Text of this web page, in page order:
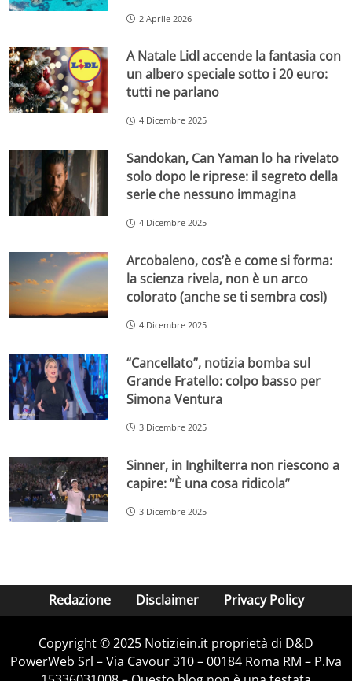
2 Aprile 2026
A Natale Lidl accende la fantasia con
un albero speciale sotto i 20 euro:
tutti ne parlano
4 Dicembre 2025
Sandokan, Can Yaman lo ha rivelato
solo dopo le riprese: il segreto della
serie che nessuno immagina
4 Dicembre 2025
Arcobaleno, cos’è e come si forma:
la scienza rivela, non è un arco
colorato (anche se ti sembra così)
4 Dicembre 2025
“Cancellato”, notizia bomba sul
Grande Fratello: colpo basso per
Simona Ventura
3 Dicembre 2025
Sinner, in Inghilterra non riescono a
capire: ”È una cosa ridicola”
3 Dicembre 2025
Redazione Disclaimer Privacy Policy
Copyright © 2025 Notiziein.it proprietà di D&D
PowerWeb Srl – Via Cavour 310 – 00184 Roma RM – P.Iva